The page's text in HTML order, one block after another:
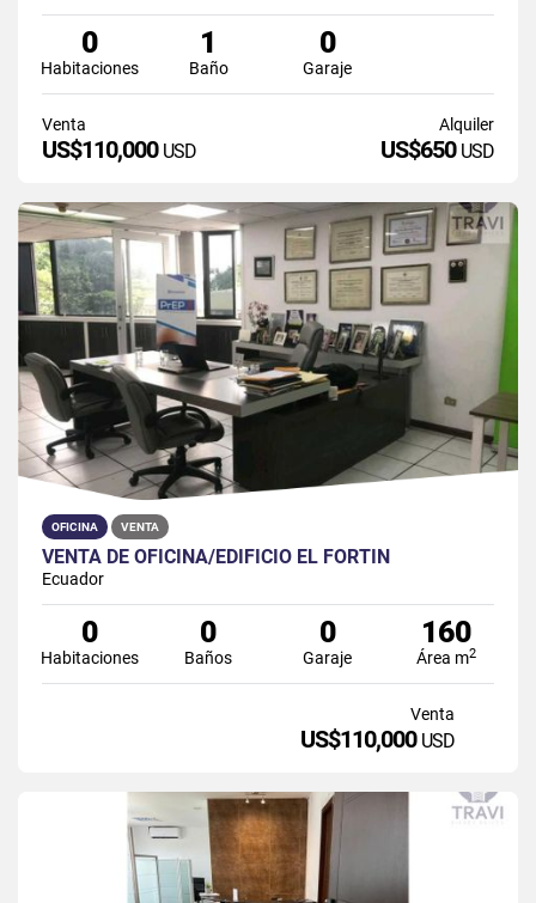
0
Habitaciones
1
Baño
0
Garaje
Venta
US$110,000 USD
Alquiler
US$650 USD
OFICINA VENTA
VENTA DE OFICINA/EDIFICIO EL FORTIN
Ecuador
0
Habitaciones
0
Baños
0
Garaje
160
Área m2
Venta
US$110,000 USD